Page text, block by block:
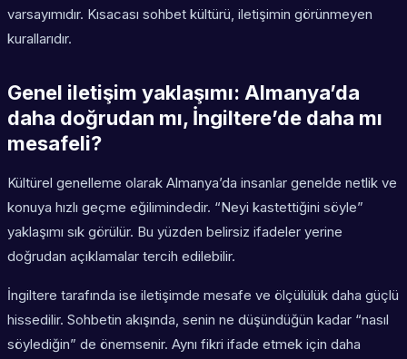
varsayımıdır. Kısacası sohbet kültürü, iletişimin görünmeyen
kurallarıdır.
Genel iletişim yaklaşımı: Almanya’da
daha doğrudan mı, İngiltere’de daha mı
mesafeli?
Kültürel genelleme olarak Almanya’da insanlar genelde netlik ve
konuya hızlı geçme eğilimindedir. “Neyi kastettiğini söyle”
yaklaşımı sık görülür. Bu yüzden belirsiz ifadeler yerine
doğrudan açıklamalar tercih edilebilir.
İngiltere tarafında ise iletişimde mesafe ve ölçülülük daha güçlü
hissedilir. Sohbetin akışında, senin ne düşündüğün kadar “nasıl
söylediğin” de önemsenir. Aynı fikri ifade etmek için daha